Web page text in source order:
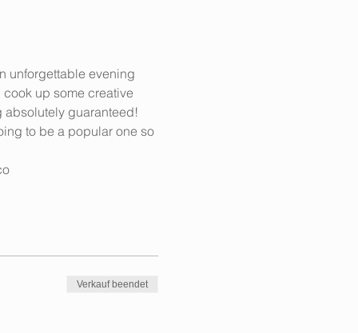
unforgettable evening
cook up some creative
absolutely guaranteed!
to be a popular one so
Verkauf beendet